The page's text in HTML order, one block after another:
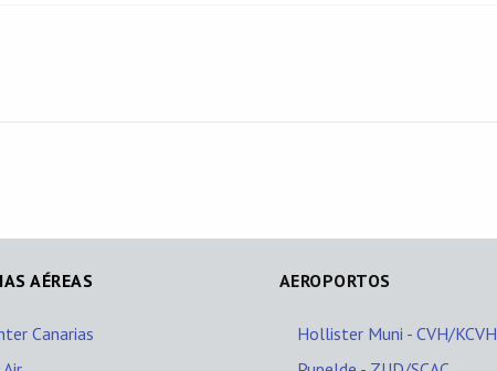
AÉREAS
Canarias
AEROPORTOS
Hollister Muni - CVH/KCVH